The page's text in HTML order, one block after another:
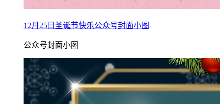
12月25日圣诞节快乐公众号封面小图
公众号封面小图